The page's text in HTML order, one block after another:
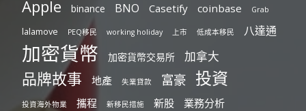
Apple binance BNO Casetify coinbase Grab
lalamove PEQ移民 working holiday 上市 低成本移民 八達通
加密貨幣 加密貨幣交易所 加拿大
品牌故事 地產 失業貸款 富豪 投資
投資海外物業 攜程 新移民措施 新股 業務分析